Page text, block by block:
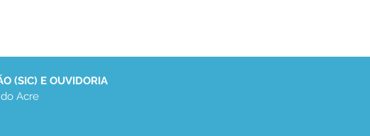
(SIC) E OUVIDORIA
Acre